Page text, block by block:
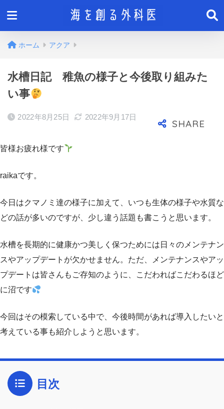
ホーム アクア
水槽日記 稚魚の様子と今後取り組みた
い事
2022年8月25日 2022年9月17日
皆様お疲れ様です
raikaです。
今日はクマノミ達の様子に加えて、いつも生体の様子や水質な
どの話が多いのですが、少し違う話題も書こうと思います。
水槽を長期的に健康かつ美しく保つためには日々のメンテナン
スやアップデートが欠かせません。ただ、メンテナンスやアッ
プデートは皆さんもご存知のように、こだわればこだわるほど
に沼です
今回はその模索している中で、今後時間があれば導入したいと
考えている事も紹介しようと思います。
目次